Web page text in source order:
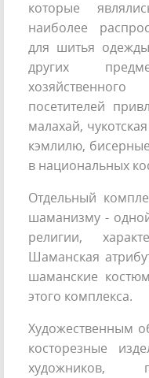
которые
наиболее
для шитья
других
посетителей
малахай,
кэмлилю,
в национальных
Отдельный
шаманизму -
религии,
Шаманская
шаманские
этого комплекса.
Художественным
косторезные
художников,